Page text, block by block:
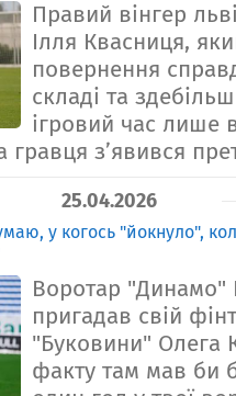
Правий вінгер
Ілля Квасниця,
повернення
складі та
ігровий час лише
гравця зʼявився
25.04.2026
у когось "йокнуло",
Воротар "Динамо"
пригадав свій
"Буковини" Олега
факту там мав би